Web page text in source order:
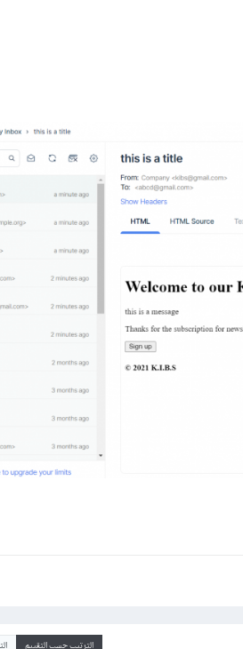
'message'
]);
'title'
$request->
$job
= (new
dispatch
redirect()->back()->with
$details
$this
->
@return void